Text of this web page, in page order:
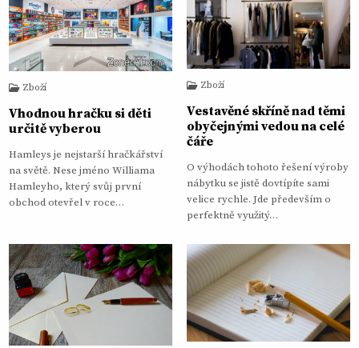
Zboží
Vhodnou hračku si děti
určitě vyberou
Hamleys je nejstarší hračkářství
na světě. Nese jméno Williama
Hamleyho, který svůj první
obchod otevřel v roce…
Zboží
Vestavěné skříně nad těmi
obyčejnými vedou na celé
čáře
O výhodách tohoto řešení výroby
nábytku se jistě dovtípíte sami
velice rychle. Jde především o
perfektně využitý…